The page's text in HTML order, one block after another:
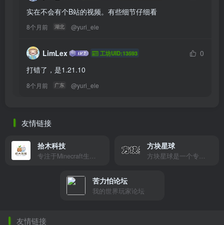
实在不会有个B站的视频。有些细节仔细看
8个月前 湖北 @yuri_ele
LimLex 工坊UID:13593
0
打错了，是1.21.10
8个月前 广东 @yuri_ele
友情链接
拾木科技
专注于Minecraft生态建设
方块星球
方块星球是一个专注于我的世界的中文论坛，提供丰富的资源分享、玩家交流和创意展示，包括地图、皮肤、数据包等内容，打造Minecraft玩家的专属社区乐园！
苦力怕论坛
我的世界玩家论坛
友情链接